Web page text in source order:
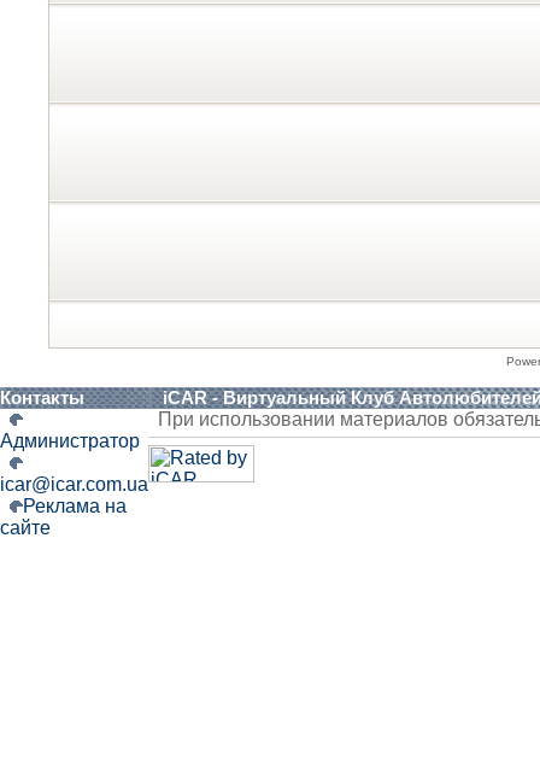
Контакты iCAR - Виртуальный Клуб
Администратор
icar@icar.com.ua
Реклама на
сайте
При использовании материалов